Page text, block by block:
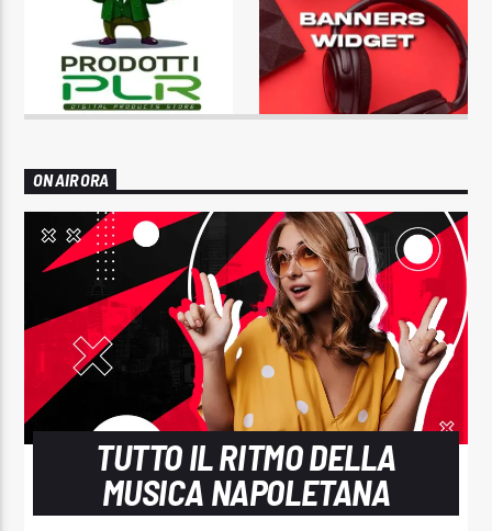
ON AIR ORA
TUTTO IL RITMO DELLA
MUSICA NAPOLETANA